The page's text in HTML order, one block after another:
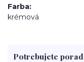
Farba
krémová
Potrebujete